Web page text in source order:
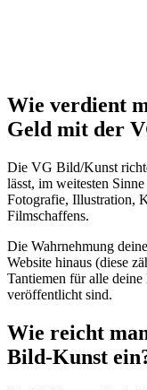
Wie verdient
Geld mit der
Die VG Bild/Kunst
lässt, im weitesten
Fotografie, Illustration,
Filmschaffens.
Die Wahrnehmung
Website hinaus (diese
Tantiemen für alle
veröffentlicht sind.
Wie reicht
Bild-Kunst